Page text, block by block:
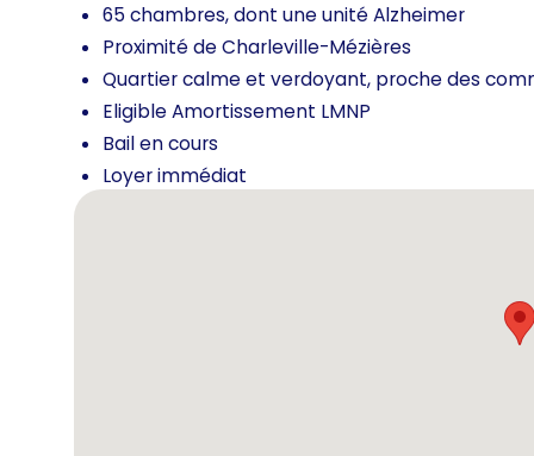
65 chambres, dont une unité Alzheimer
Proximité de Charleville-Mézières
Quartier calme et verdoyant, proche des
Eligible Amortissement LMNP
Bail en cours
Loyer immédiat